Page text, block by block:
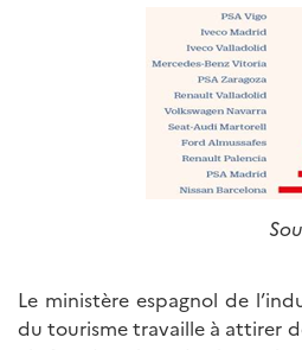
Le ministère espagnol de
du tourisme travaille à attirer